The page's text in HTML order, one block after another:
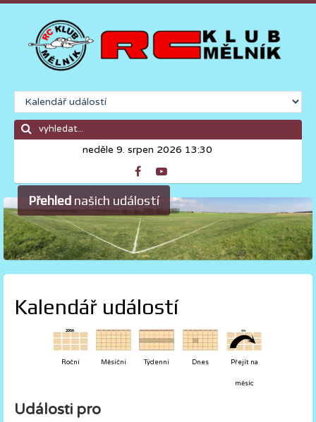
neděle 9. srpen 2026 13:30
Přehled našich událostí
Kalendář událostí
Roční Měsíční Týdenní Dnes Přejít na
měsíc
Události pro